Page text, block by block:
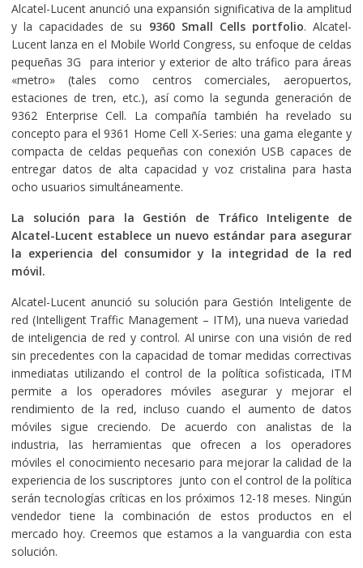
Alcatel-Lucent anunció una expansión significativa de la amplitud
y la capacidades de su 9360 Small Cells portfolio. Alcatel-
Lucent lanza en el Mobile World Congress, su enfoque de celdas
pequeñas 3G para interior y exterior de alto tráfico para áreas
«metro» (tales como centros comerciales, aeropuertos,
estaciones de tren, etc.), así como la segunda generación de
9362 Enterprise Cell. La compañía también ha revelado su
concepto para el 9361 Home Cell X-Series: una gama elegante y
compacta de celdas pequeñas con conexión USB capaces de
entregar datos de alta capacidad y voz cristalina para hasta
ocho usuarios simultáneamente.
La solución para la Gestión de Tráfico Inteligente de
Alcatel-Lucent establece un nuevo estándar para asegurar
la experiencia del consumidor y la integridad de la red
móvil.
Alcatel-Lucent anunció su solución para Gestión Inteligente de
red (Intelligent Traffic Management – ITM), una nueva variedad
de inteligencia de red y control. Al unirse con una visión de red
sin precedentes con la capacidad de tomar medidas correctivas
inmediatas utilizando el control de la política sofisticada, ITM
permite a los operadores móviles asegurar y mejorar el
rendimiento de la red, incluso cuando el aumento de datos
móviles sigue creciendo. De acuerdo con analistas de la
industria, las herramientas que ofrecen a los operadores
móviles el conocimiento necesario para mejorar la calidad de la
experiencia de los suscriptores junto con el control de la política
serán tecnologías críticas en los próximos 12-18 meses. Ningún
vendedor tiene la combinación de estos productos en el
mercado hoy. Creemos que estamos a la vanguardia con esta
solución.